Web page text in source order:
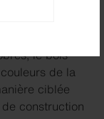
le bois
de la
ciblée
construction